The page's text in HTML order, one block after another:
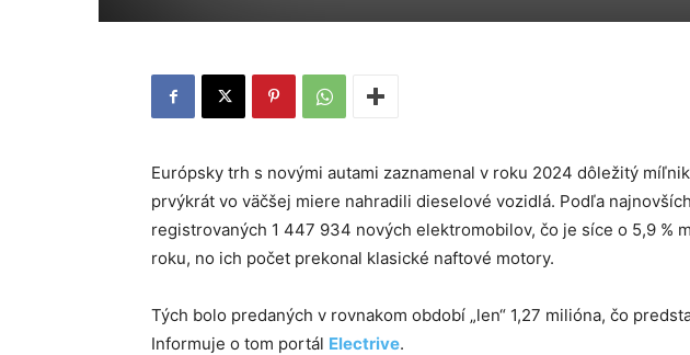
Európsky trh s novými autami zaznamenal v roku 2024 dôležitý
prvýkrát vo väčšej miere nahradili dieselové vozidlá. Podľa
registrovaných 1 447 934 nových elektromobilov, čo je síce o 5,9 %
roku, no ich počet prekonal klasické naftové motory.
Tých bolo predaných v rovnakom období „len“ 1,27 milióna, čo
Informuje o tom portál Electrive.